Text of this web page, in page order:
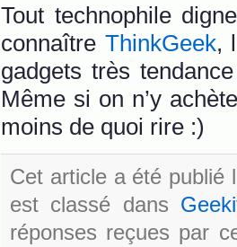
Tout technophile
connaître ThinkGeek,
gadgets très
Même si on n’y
moins de quoi rire :)
Cet article a été publié
est classé dans
réponses reçues par